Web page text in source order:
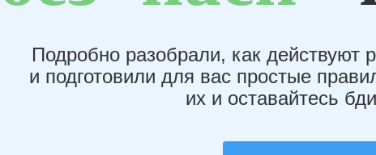
Подробно разобрали, как действуют
и подготовили для вас простые
их и оставайтесь